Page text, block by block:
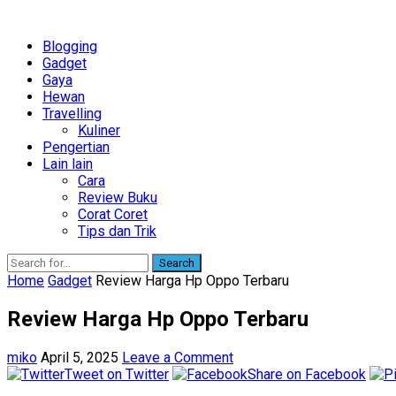
Blogging
Gadget
Gaya
Hewan
Travelling
Kuliner
Pengertian
Lain lain
Cara
Review Buku
Corat Coret
Tips dan Trik
Search
Home Gadget Review Harga Hp Oppo Terbaru
Review Harga Hp Oppo Terbaru
miko April 5, 2025 Leave a Comment
Tweet on Twitter
Share on Facebook